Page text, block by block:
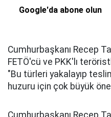
Google'da abone olun
Cumhurbaşkanı Recep
FETÖ'cü ve PKK'lı
"Bu türleri yakalayıp
huzuru için çok büyük
Cumhurbaşkanı Recep